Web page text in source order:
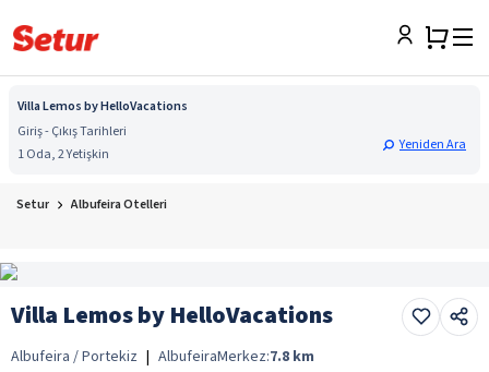
Villa Lemos by HelloVacations
Giriş - Çıkış Tarihleri
1 Oda, 2 Yetişkin
Yeniden Ara
Setur Albufeira Otelleri
Villa Lemos by HelloVacations
Albufeira / Portekiz | AlbufeiraMerkez:7.8 km